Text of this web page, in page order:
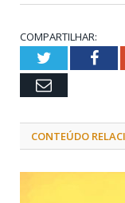
COMPARTILHAR:
Twitter
Email
CONTEÚDO